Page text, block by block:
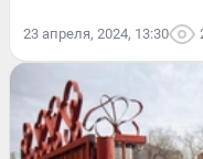
23 апреля, 2024, 13:30